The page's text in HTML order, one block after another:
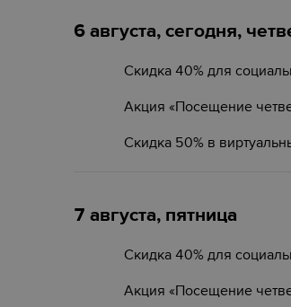
6 августа, сегодня,
Скидка 40% для
Акция «Посещение
Скидка 50% в
7 августа, пятница
Скидка 40% для
Акция «Посещение